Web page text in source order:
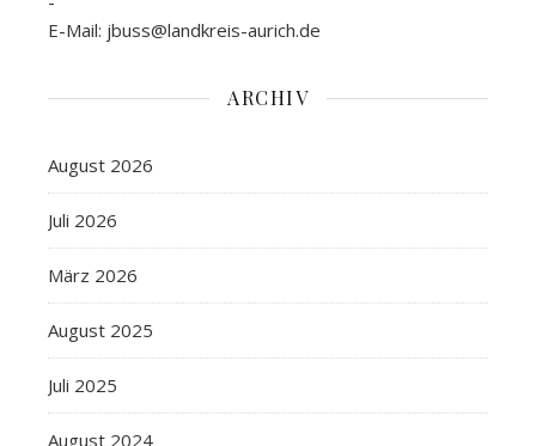
E-Mail: jbuss@landkreis-aurich.de
ARCHIV
August 2026
Juli 2026
März 2026
August 2025
Juli 2025
August 2024